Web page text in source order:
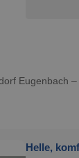
Eugenbach
Helle,